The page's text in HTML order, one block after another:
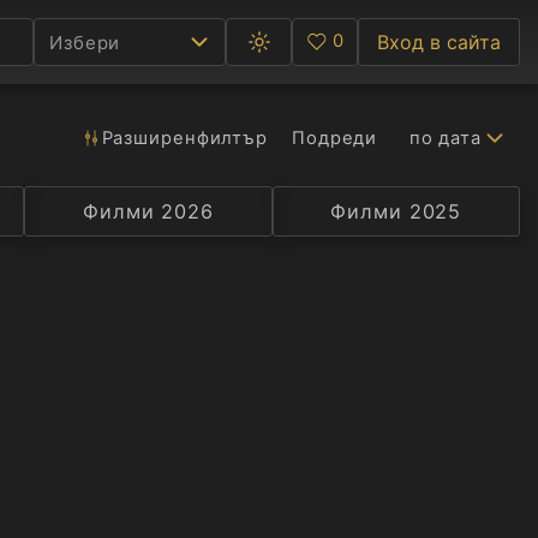
Избери
Превключване
между
светла
Любими
0 Вход в сайта
Разширенфилтър Подреди по дата
Селекция Превод Актьор
Филми 2026 Филми 2025